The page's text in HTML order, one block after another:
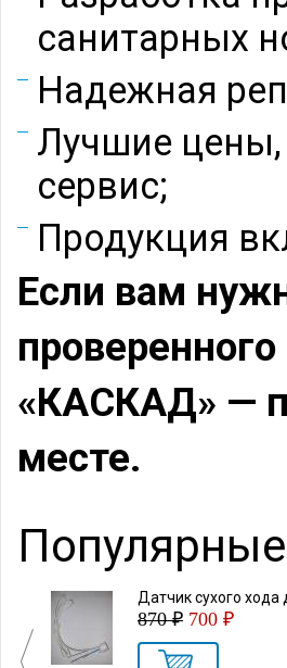
санитарных
Надежная
Лучшие цены,
сервис;
Продукция
Если вам
«КАСКАД» —
месте.
Датчик сухого хода
870 ₽ 700 ₽